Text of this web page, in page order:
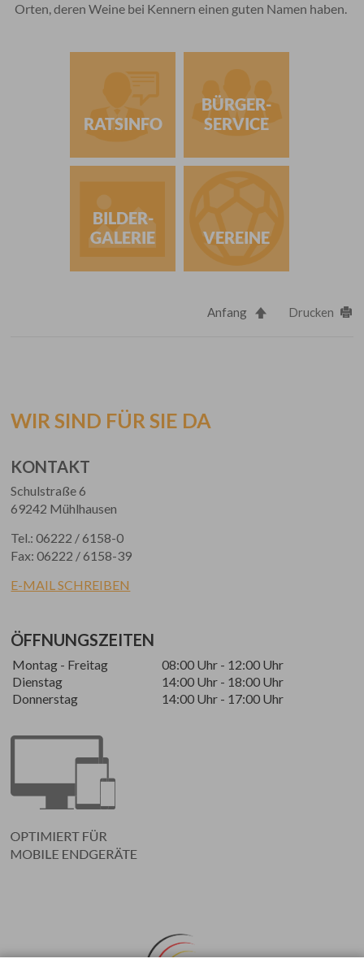
Orten, deren Weine bei Kennern einen guten Namen haben.
RATSINFO
BÜRGER-
SERVICE
BILDER-
GALERIE
VEREINE
Anfang Drucken
WIR SIND FÜR SIE DA
KONTAKT
Schulstraße 6
69242 Mühlhausen
Tel.: 06222 / 6158-0
Fax: 06222 / 6158-39
E-MAIL SCHREIBEN
ÖFFNUNGSZEITEN
Montag - Freitag
08:00 Uhr - 12:00 Uhr
Dienstag
14:00 Uhr - 18:00 Uhr
Donnerstag
14:00 Uhr - 17:00 Uhr